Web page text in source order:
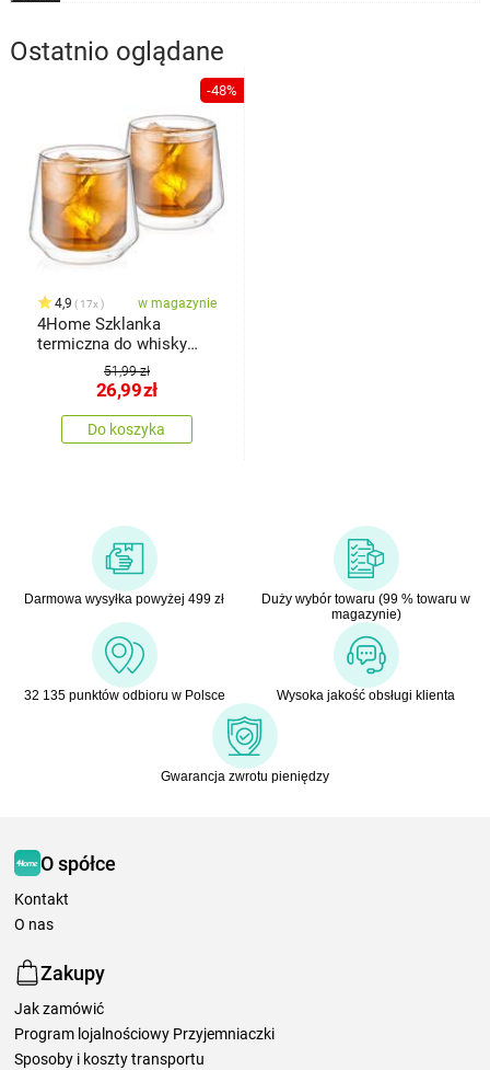
Ostatnio oglądane
-48%
4,9 17x w magazynie
4Home Szklanka
termiczna do whisky
Hot&Cool 340 ml, 2 szt.
51,99 zł
26,99zł
Do koszyka
Darmowa wysyłka powyżej 499 zł
Duży wybór towaru (99 % towaru w
magazynie)
32 135 punktów odbioru w Polsce Wysoka jakość obsługi klienta
Gwarancja zwrotu pieniędzy
O spółce
Kontakt
O nas
Zakupy
Jak zamówić
Program lojalnościowy Przyjemniaczki
Sposoby i koszty transportu